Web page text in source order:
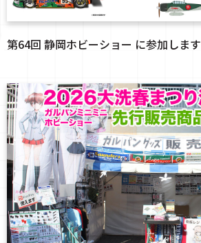
第64回 静岡ホビーショー に参加します